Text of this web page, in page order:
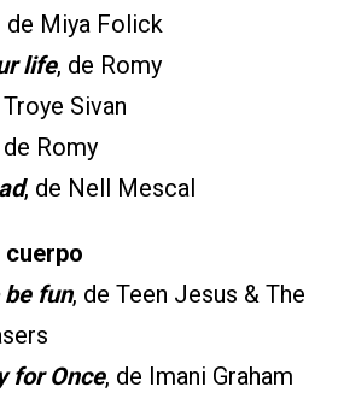
de Miya Folick
life, de Romy
Sivan
de Romy
, de Nell Mescal
cuerpo
fun, de Teen Jesus & The
for Once, de Imani Graham